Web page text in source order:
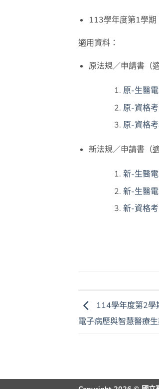
113學年度第1學期
適用資料：
原法規／申請書（
原-生醫
原-資格
原-資格
新法規／申請書（
新-生醫
新-生醫
新-資格
114學年度第2學
電子病歷與智慧醫療